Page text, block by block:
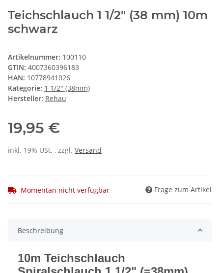
Teichschlauch 1 1/2" (38 mm) 10m
schwarz
Artikelnummer: 100110
GTIN: 4007360396183
HAN: 10778941026
Kategorie: 1 1/2" (38mm)
Hersteller: Rehau
19,95 €
inkl. 19% USt. , zzgl. Versand
Momentan nicht verfügbar Frage zum Artikel
Beschreibung
10m Teichschlauch